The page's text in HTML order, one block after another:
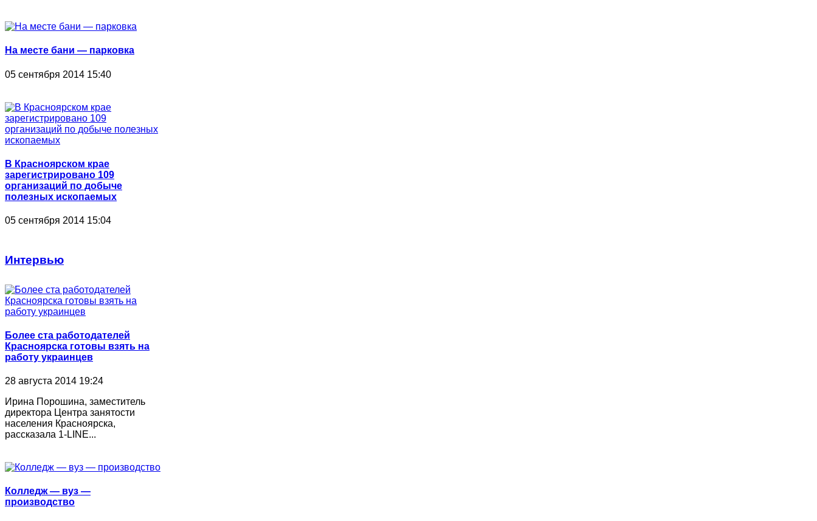
На месте бани ― парковка
05 сентября 2014 15:40
В Красноярском крае
зарегистрировано 109
организаций по добыче
полезных ископаемых
05 сентября 2014 15:04
Интервью
Более ста работодателей
Красноярска готовы взять на
работу украинцев
28 августа 2014 19:24
Ирина Порошина, заместитель
директора Центра занятости
населения Красноярска,
рассказала 1-LINE...
Колледж ― вуз ―
производство